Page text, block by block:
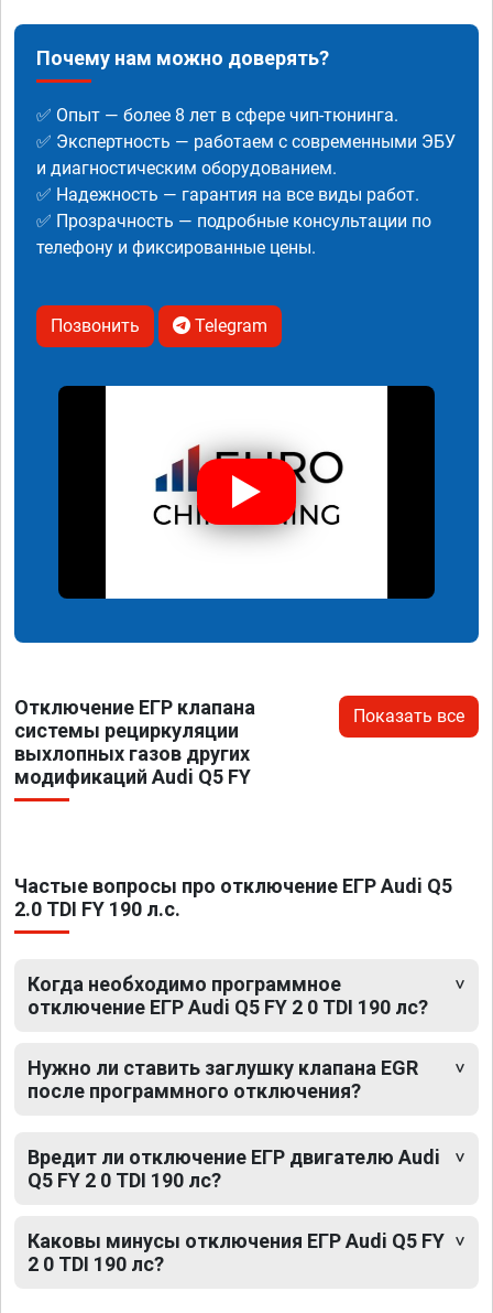
Почему нам можно доверять?
✅ Опыт — более 8 лет в сфере чип-тюнинга.
✅ Экспертность — работаем с современными ЭБУ
и диагностическим оборудованием.
✅ Надежность — гарантия на все виды работ.
✅ Прозрачность — подробные консультации по
телефону и фиксированные цены.
Позвонить Telegram
Отключение ЕГР клапана
системы рециркуляции
выхлопных газов других
модификаций Audi Q5 FY
Показать все
Частые вопросы про отключение ЕГР Audi Q5
2.0 TDI FY 190 л.с.
Когда необходимо программное
отключение ЕГР Audi Q5 FY 2 0 TDI 190 лс?
Нужно ли ставить заглушку клапана EGR
после программного отключения?
Вредит ли отключение ЕГР двигателю Audi
Q5 FY 2 0 TDI 190 лс?
Каковы минусы отключения ЕГР Audi Q5 FY
2 0 TDI 190 лс?